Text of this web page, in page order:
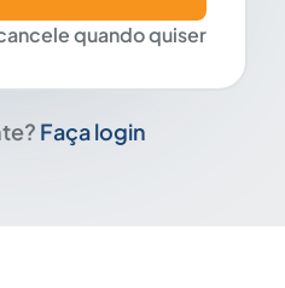
quando quiser
Faça login